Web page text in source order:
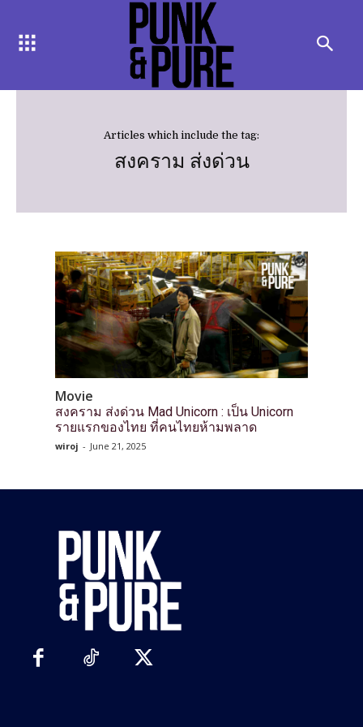
Articles which include the tag:
สงคราม ส่งด่วน
Movie
สงคราม ส่งด่วน Mad Unicorn : เป็น Unicorn
รายแรกของไทย ที่คนไทยห้ามพลาด
wiroj - June 21, 2025